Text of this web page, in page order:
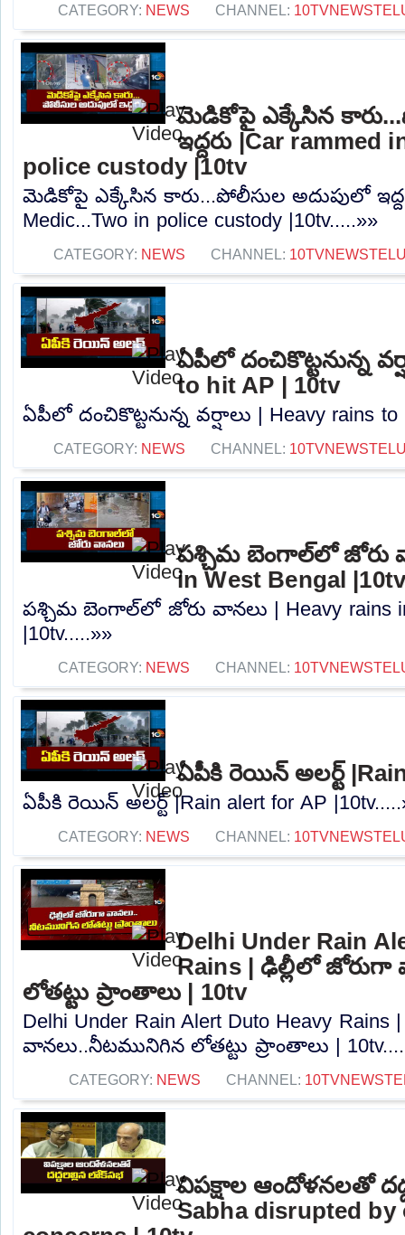
CATEGORY: NEWS CHANNEL:
మెడికోపై ఎక్కేసిన
ఇద్దరు |Car rammed
police custody |10tv
మెడికోపై ఎక్కేసిన కారు...పోలీసుల అదుపులో
Medic...Two in police custody |10tv.....»»
CATEGORY: NEWS CHANNEL:
ఏపీలో దంచికొట్టనున్న
to hit AP | 10tv
ఏపీలో దంచికొట్టనున్న వర్షాలు | Heavy rains to
CATEGORY: NEWS CHANNEL:
పశ్చిమ బెంగాల్‌లో జోరు
in West Bengal
పశ్చిమ బెంగాల్‌లో జోరు వానలు | Heavy rains
|10tv.....»»
CATEGORY: NEWS CHANNEL:
ఏపీకి రెయిన్ అలర్ట్
ఏపీకి రెయిన్ అలర్ట్ |Rain alert for AP
CATEGORY: NEWS CHANNEL:
Delhi Under Rain
Rains | ఢిల్లీలో
లోతట్టు ప్రాంతాలు | 10tv
Delhi Under Rain Alert Duto Heavy
వానలు..నీటమునిగిన లోతట్టు ప్రాంతాలు |
CATEGORY: NEWS CHANNEL:
విపక్షాల ఆందోళనలతో
Sabha disrupted